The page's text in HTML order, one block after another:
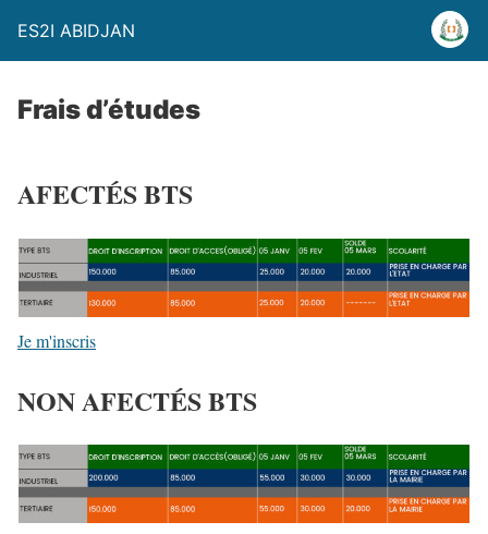
ES2I ABIDJAN
Frais d’études
AFECTÉS BTS
Je m'inscris
NON AFECTÉS BTS